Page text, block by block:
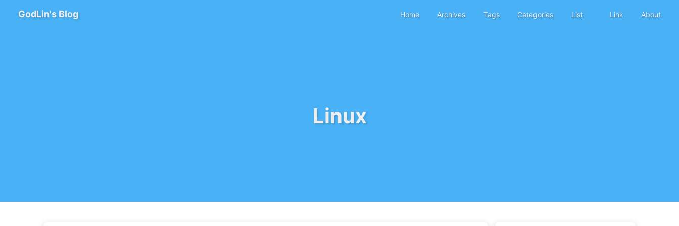
GodLin's Blog Home Archives Tags Categories List Link About
Linux